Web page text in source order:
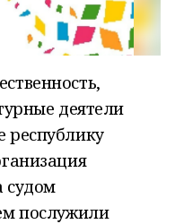
деятели
республику
судом
послужили